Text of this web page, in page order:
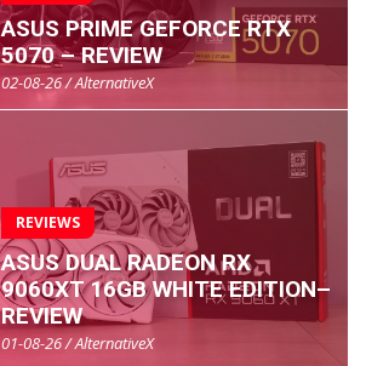
ASUS PRIME GEFORCE RTX
5070 – REVIEW
02-08-26 / AlternativeX
REVIEWS
ASUS DUAL RADEON RX
9060XT 16GB WHITE EDITION–
REVIEW
01-08-26 / AlternativeX